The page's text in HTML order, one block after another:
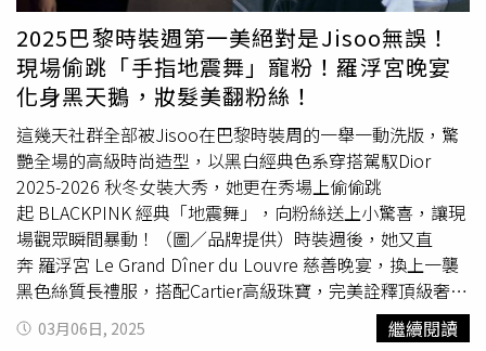
拉東等，展現西方現代藝術發展過程中，女性藝術家逐漸嶄
露頭角，以獨特視角與風格開拓藝術表現的新面向。 這場
近年規模最大、真跡展品數量最豐富的國際級藝術大展，將
於6月14日在國立故宮博物院盛大開展。即日起至6月13日
止，「預售票」各通路限時發售中。本次特別推出「The
Met限定零錢包套票」（售價499元），凡購買此套票即可
獲得時尚可愛「The Met限定零錢包」乙個（紅、白兩款隨
機兌換一款）。更多購票與展覽資訊，請詳見時藝多媒體官
方網站。The Met限定零錢包套票（圖／時藝多媒體提
供）。支持藝術不遺餘力！國泰金控贊助大都會名作展引全
台藝術熱潮此次展覽主要贊助單位「國泰金控」為臺灣大型
知名金融業者，更是金融業唯一贊助品牌。國泰持續將國際
級藝術資源引進臺灣，例如攜手雲門舞集共創《國泰雲門隨
的精彩作品，每一件華服皆能量身訂製，再將身形檔案交由
義大利總部的製衣師傅，依據不同體態手工裁縫製作，確保
作品完美貼合身形。（圖／品牌提供）亮點2：精湛製革工
藝，打造頂級珍稀包款Gucci每一件珍貴的皮革創作都如同
一件藝術品，這次《Gucci 頂級訂製展》不僅展出多款全球
只有一件的珍稀皮革包款，更能透過專屬訂製服務提供數十
種珍稀皮革與包型選擇，打造出獨一無二的典藏作品。（圖
／品牌提供）一系列透過義大利佛羅倫斯Gucci Art Lab專業
工匠高超技藝打造而成的頂級珍稀皮革包款，特別是有著珍
稀皮革之最稱號的喜馬拉雅鱷魚皮珍稀、更首次展出數款罕
見的美麗沙漠色系列，每顆包款皆有獨一無二的絕美漸層色
澤，展現義大利佛羅倫斯卓越工藝顛峰之作。同場加映令人
感到春意盎然的粉彩色系，以及手工水晶鑲嵌珍稀皮革包
2025巴黎時裝週第一美絕對是Jisoo無誤！
現場偷跳「手指地震舞」寵粉！羅浮宮晚宴
化身黑天鵝，妝髮美翻粉絲！
這幾天社群全部被Jisoo在巴黎時裝周的一舉一動洗版，驚
艷全場的高級時尚造型，以黑白經典色系穿搭駕馭Dior
2025-2026 秋冬女裝大秀，她更在秀場上偷偷跳
起 BLACKPINK 經典「地震舞」，向粉絲送上小驚喜，讓現
場觀眾瞬間暴動！（圖／品牌提供）時裝週後，她又直
奔 羅浮宮 Le Grand Dîner du Louvre 慈善晚宴，換上一襲
黑色絲質長禮服，搭配Cartier高級珠寶，完美詮釋頂級奢
華。Nature Sauvage頂級珠寶系列 第三章美洲豹皇冠項鍊
（圖／cartier提供）Dior 2025-2026 秋冬大秀：Jisoo 偷跳
03月06日, 2025 繼續閱讀